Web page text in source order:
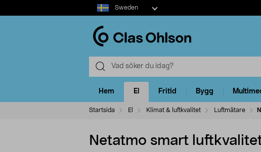
Select
market
Sweden
Hem El Fritid Bygg
Startsida El Klimat & luftkvalitet Luftmätare
Netatmo smart